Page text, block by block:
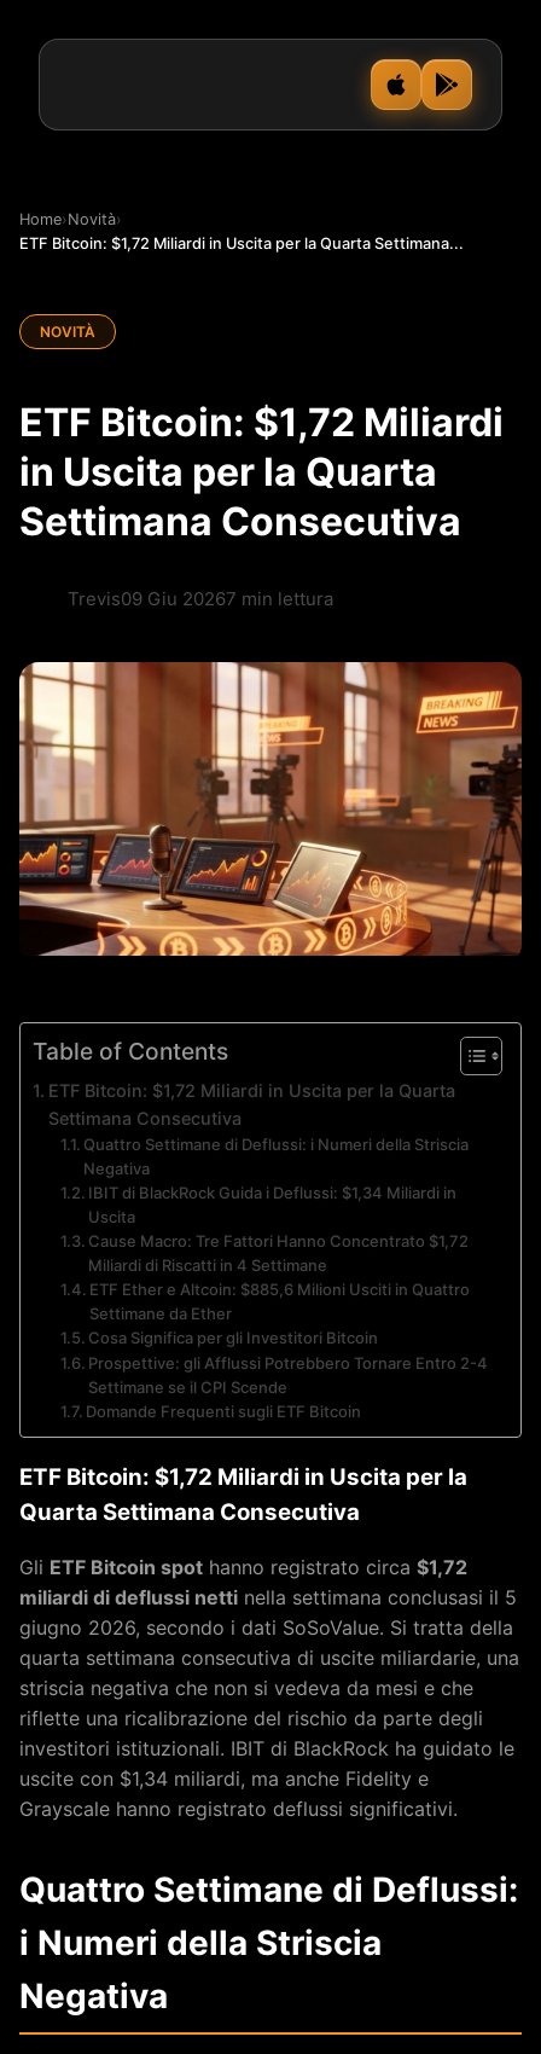
Home›Novità›
ETF Bitcoin: $1,72 Miliardi in Uscita per la Quarta Settimana...
NOVITÀ
ETF Bitcoin: $1,72 Miliardi
in Uscita per la Quarta
Settimana Consecutiva
Trevis09 Giu 20267 min lettura
Table of Contents
ETF Bitcoin: $1,72 Miliardi in Uscita per la Quarta
Settimana Consecutiva
Quattro Settimane di Deflussi: i Numeri della Striscia
Negativa
IBIT di BlackRock Guida i Deflussi: $1,34 Miliardi in
Uscita
Cause Macro: Tre Fattori Hanno Concentrato $1,72
Miliardi di Riscatti in 4 Settimane
ETF Ether e Altcoin: $885,6 Milioni Usciti in Quattro
Settimane da Ether
Cosa Significa per gli Investitori Bitcoin
Prospettive: gli Afflussi Potrebbero Tornare Entro 2-4
Settimane se il CPI Scende
Domande Frequenti sugli ETF Bitcoin
ETF Bitcoin: $1,72 Miliardi in Uscita per la
Quarta Settimana Consecutiva
Gli ETF Bitcoin spot hanno registrato circa $1,72
miliardi di deflussi netti nella settimana conclusasi il 5
giugno 2026, secondo i dati SoSoValue. Si tratta della
quarta settimana consecutiva di uscite miliardarie, una
striscia negativa che non si vedeva da mesi e che
riflette una ricalibrazione del rischio da parte degli
investitori istituzionali. IBIT di BlackRock ha guidato le
uscite con $1,34 miliardi, ma anche Fidelity e
Grayscale hanno registrato deflussi significativi.
Quattro Settimane di Deflussi:
i Numeri della Striscia
Negativa